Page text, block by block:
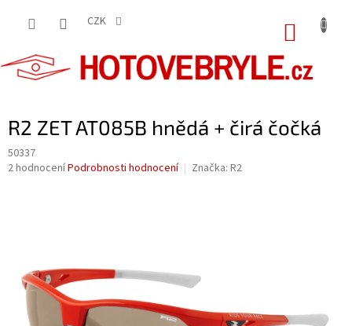
CZK
R2 ZET AT085B hnědá + čirá čočká
50337
Průměrné
hvězdiček.
2 hodnoceníPodrobnosti hodnocení Značka: R2